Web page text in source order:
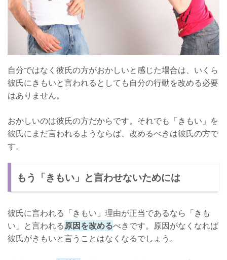
自分ではなく彼氏の方がおかしいと感じた場合は、いくら
彼氏にきもいと言われるとしても自分の行動を改める必要
はありません。
おかしいのは彼氏の方だからです。それでも「きもい」を
彼氏にまだ言われるようならば、改めるべきは彼氏の方で
す。
もう「きもい」と言わせないためには
彼氏に言われる「きもい」理由が正当であるなら「きも
い」と言われる原因を改めるべきです。原因がなくなれば
彼氏がきもいと言うことはなくなるでしょう。